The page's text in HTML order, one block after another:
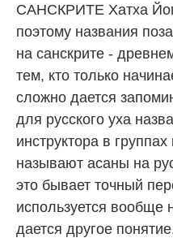
САНСКРИТЕ Хатха
поэтому названия
на санскрите -
тем, кто только
сложно дается
для русского уха
инструктора в
называют асаны на
это бывает точный
используется вообще
дается другое